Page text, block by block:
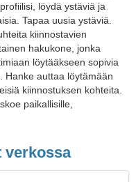
löydä ystäviä ja
Tapaa uusia ystäviä.
kiinnostavien
hakukone, jonka
löytääkseen sopivia
Hanke auttaa löytämään
kiinnostuksen kohteita.
paikallisille,
verkossa